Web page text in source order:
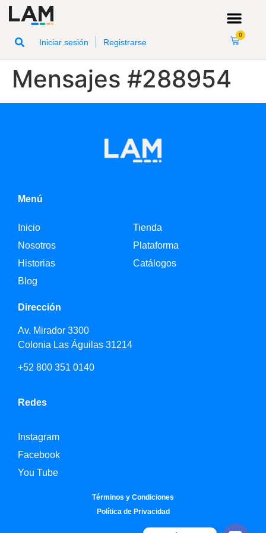
Iniciar sesión Registrarse
0
Mensajes #288954
Menú
Inicio
Nosotros
Historias
Blog
Tienda
Plataforma
Catálogos
Dirección
Av. Mirador 3300
Colonia Las Águilas 31214
+52 800 351 0140
Redes
Instagram
Facebook
You Tube
Términos y Condiciones
Política de Privacidad